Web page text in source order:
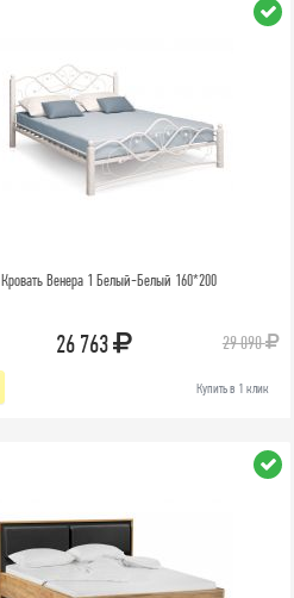
Кровать Венера 1 Белый-Белый 160*200
26 763 29 090
Купить в 1 клик